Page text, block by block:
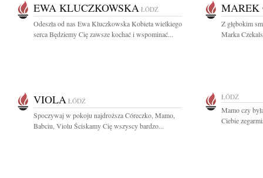
EWA KLUCZKOWSKA ŁÓDŹ
Odeszła od nas Ewa Kluczkowska Kobieta wielkiego
serca Będziemy Cię zawsze kochać i wspominać...
MAREK
Z głębokim
Marka
VIOLA ŁÓDŹ
Spoczywaj w pokoju najdroższa Córeczko, Mamo,
Babciu, Violu Ściskamy Cię wszyscy bardzo...
ŁÓDŹ
Mamo czy
Ciebie